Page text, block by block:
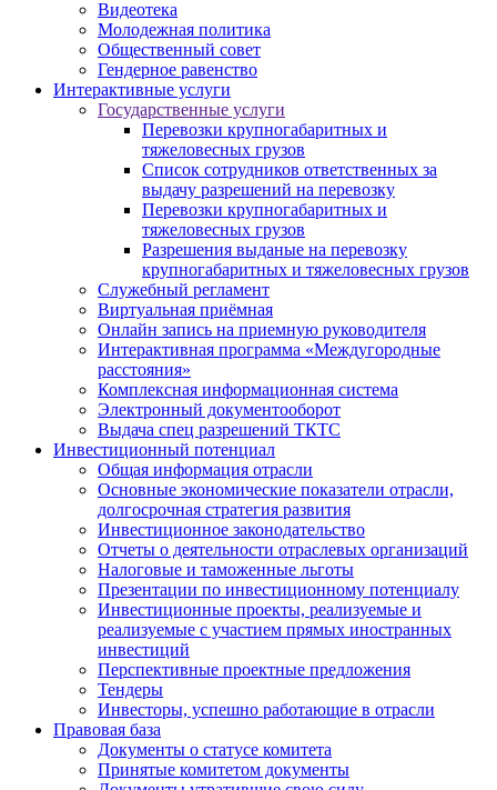
Видеотека
Молодежная политика
Общественный совет
Гендерное равенство
Интерактивные услуги
Государственные услуги
Перевозки крупногабаритных и
тяжеловесных грузов
Список сотрудников ответственных за
выдачу разрешений на перевозку
Перевозки крупногабаритных и
тяжеловесных грузов
Разрешения выданые на перевозку
крупногабаритных и тяжеловесных грузов
Служебный регламент
Виртуальная приёмная
Онлайн запись на приемную руководителя
Интерактивная программа «Междугородные
расстояния»
Комплексная информационная система
Электронный документооборот
Выдача спец разрешений ТКТС
Инвестиционный потенциал
Общая информация отрасли
Основные экономические показатели отрасли,
долгосрочная стратегия развития
Инвестиционное законодательство
Отчеты о деятельности отраслевых организаций
Налоговые и таможенные льготы
Презентации по инвестиционному потенциалу
Инвестиционные проекты, реализуемые и
реализуемые с участием прямых иностранных
инвестиций
Перспективные проектные предложения
Тендеры
Инвесторы, успешно работающие в отрасли
Правовая база
Документы о статусе комитета
Принятые комитетом документы